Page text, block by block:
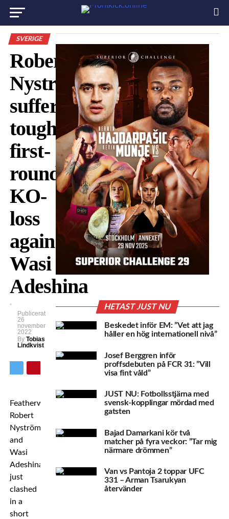
SVERIGE
Robert
Nyström
suffers
tought
first-
round
KO-
loss
against
Wasi
Adeshina
Publicerat
26
november
2022
By Tobias
Lindkvist
Featherweights
Robert
Nyström
and
Wasi
Adeshina
just
clashed
in a
short
HETAST JUST NU
Beskedet inför EM: ”Vet att jag
håller en hög internationell nivå”
Josef Berggren inför
proffsdebuten på FCR 31: ”Vill
visa fint våld”
JUST NU: Fotbollsstjärna med
svensk-kopplingar mördad med
gatsten
Bajad Damarkani kör två
matcher på fyra veckor: ”Tar mig
närmare drömmen”
Van vs Pantoja 2 toppar UFC
331 – Arman Tsarukyan
återvänder